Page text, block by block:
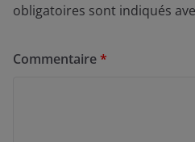
obligatoires sont indiqués
Commentaire*